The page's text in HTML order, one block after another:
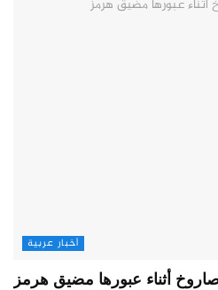
أخبار عربية
أثناء عبورها مضيق هرمز